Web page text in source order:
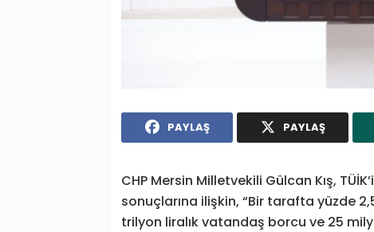
PAYLAŞ PAYLAŞ
CHP Mersin Milletvekili Gülcan Kış,
sonuçlarına ilişkin, “Bir tarafta yüzde
trilyon liralık vatandaş borcu ve 25